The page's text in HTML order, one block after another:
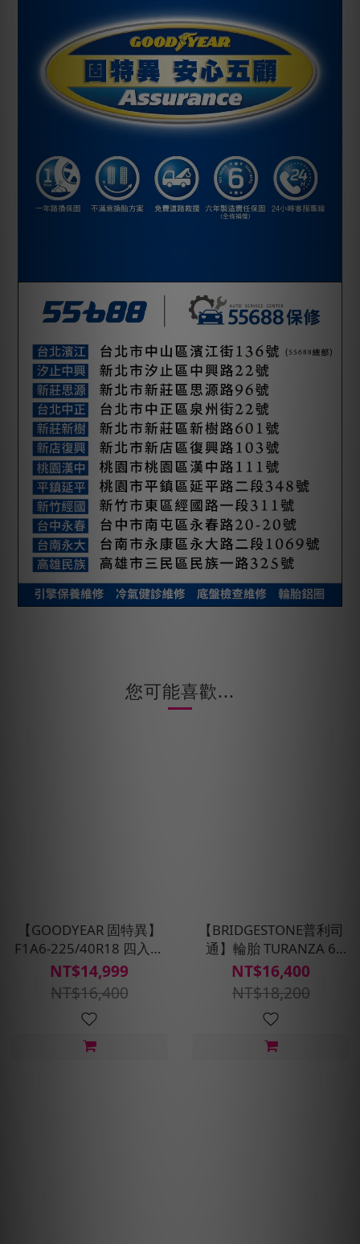
您可能喜歡...
【GOODYEAR 固特異】
F1A6-225/40R18 四入組
輪胎 (超高性能操控胎)含安
裝定位平衡
NT$14,999
NT$16,400
【BRIDGESTONE普利司
通】輪胎 TURANZA 6
-225/40R18_四入組(含安
裝定位平衡)
NT$16,400
NT$18,200